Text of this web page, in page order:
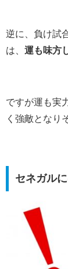
逆に、負け試
は、 運も味方
ですが運も実
く強敵となり
セネガル